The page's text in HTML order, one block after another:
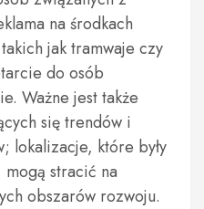
na środkach
jak tramwaje czy
do osób
Ważne jest także
się trendów i
lokalizacje, które były
stracić na
obszarów rozwoju.